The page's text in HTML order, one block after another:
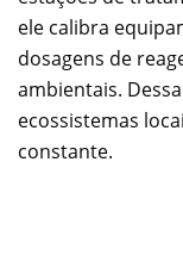
ele calibra
dosagens de
ambientais.
ecossistemas
constante.